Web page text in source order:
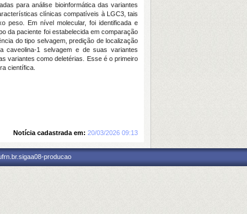
para análise bioinformática das variantes
clínicas compatíveis à LGC3, tais
peso. Em nível molecular, foi identificada e
da paciente foi estabelecida em comparação
do tipo selvagem, predição de localização
caveolina-1 selvagem e de suas variantes
variantes como deletérias. Esse é o primeiro
científica.
Notícia cadastrada em: 20/03/2026 09:13
producao